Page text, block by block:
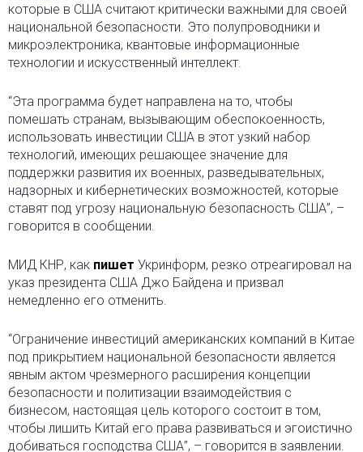
которые в США считают критически важными для своей
национальной безопасности. Это полупроводники и
микроэлектроника, квантовые информационные
технологии и искусственный интеллект.
“Эта программа будет направлена на то, чтобы
помешать странам, вызывающим обеспокоенность,
использовать инвестиции США в этот узкий набор
технологий, имеющих решающее значение для
поддержки развития их военных, разведывательных,
надзорных и кибернетических возможностей, которые
ставят под угрозу национальную безопасность США”, –
говорится в сообщении.
МИД КНР, как пишет Укринформ, резко отреагировал на
указ президента США Джо Байдена и призвал
немедленно его отменить.
“Ограничение инвестиций американских компаний в Китае
под прикрытием национальной безопасности является
явным актом чрезмерного расширения концепции
безопасности и политизации взаимодействия с
бизнесом, настоящая цель которого состоит в том,
чтобы лишить Китай его права развиваться и эгоистично
добиваться господства США”, – говорится в заявлении.